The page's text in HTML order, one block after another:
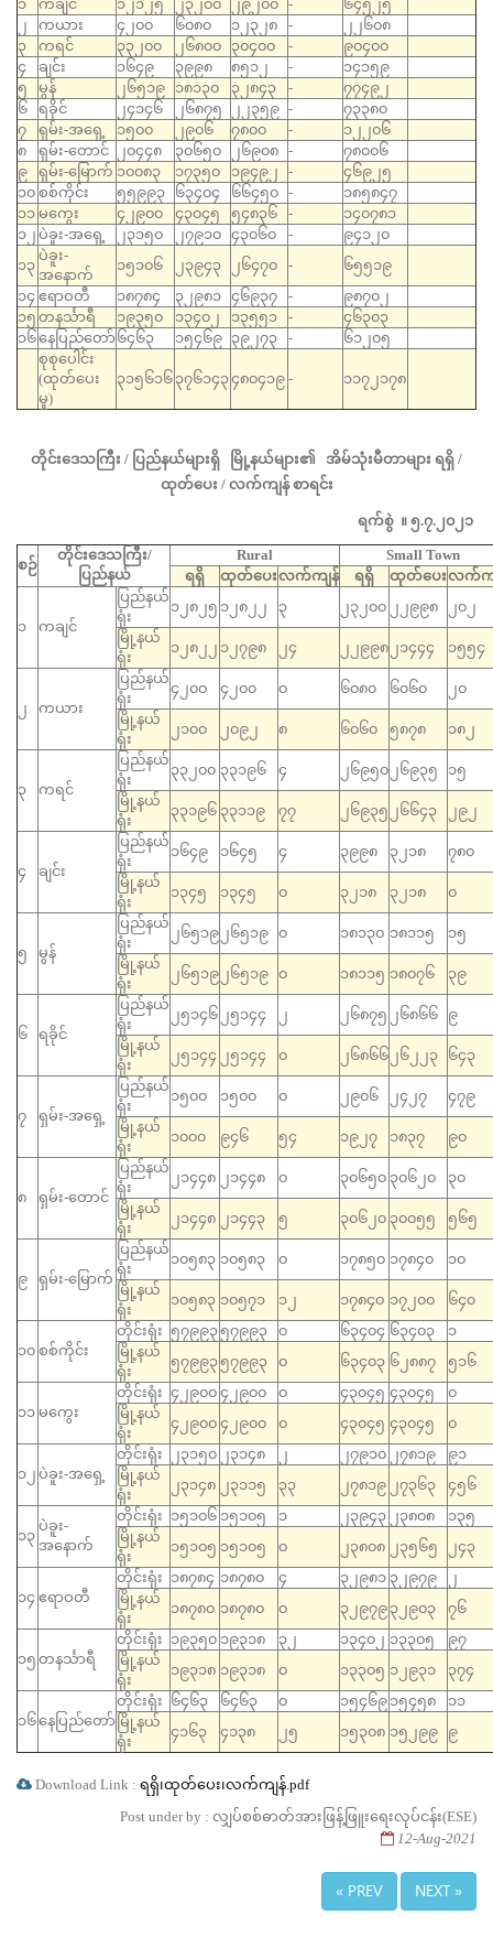
၁ ကချင် ၁၂၁၂၅ ၂၃၂၀၀ ၂၉၂၀၀ -
၆၄၅၂၅
၂
ကယား ၄၂၀၀ ၆၀၈၀ ၁၂၃၂၈ -
၂၂၆၀၈
၃
ကရင် ၃၃၂၀၀ ၂၆၈၀၀ ၃၀၄၀၀ -
၉၀၄၀၀
၄
ချင်း ၁၆၄၉ ၃၉၉၈ ၈၅၁၂ -
၁၄၁၅၉
၅
မွန် ၂၆၅၁၉ ၁၈၁၃၀ ၃၂၈၄၃ -
၇၇၄၉၂
၆
ရခိုင် ၂၄၁၄၆ ၂၆၈၇၅ ၂၂၃၅၉ -
၇၃၃၈၀
၇
ရှမ်း-အရှေ့ ၁၅၀၀ ၂၉၀၆ ၇၈၀၀ -
၁၂၂၀၆
၈
ရှမ်း-တောင် ၂၀၄၄၈ ၃၀၆၅၀ ၂၆၉၀၈ -
၇၈၀၀၆
၉
ရှမ်း-မြောက် ၁၀၀၈၃ ၁၇၃၅၀ ၁၉၄၉၂ -
၄၆၉၂၅
၁၀ စစ်ကိုင်း ၅၅၉၉၃ ၆၃၄၀၄ ၆၆၄၅၀ -
၁၈၅၈၄၇
၁၁ မကွေး ၄၂၉၀၀ ၄၃၀၄၅ ၅၄၈၃၆ -
၁၄၀၇၈၁
၁၂ ပဲခူး-အရှေ့ ၂၃၁၅၀ ၂၇၉၁၀ ၄၃၀၆၀ -
၉၄၁၂၀
၁၃
ပဲခူး-
အနောက်
၁၅၁၀၆ ၂၃၉၄၃ ၂၆၄၇၀ -
၆၅၅၁၉
၁၄ ဧရာဝတီ ၁၈၇၈၄ ၃၂၉၈၁ ၄၆၉၃၇ -
၉၈၇၀၂
၁၅ တနင်္သာရီ ၁၉၃၅၀ ၁၃၄၀၂ ၁၃၅၅၁ -
၄၆၃၀၃
၁၆နေပြည်တော်၆၄၆၃ ၁၅၄၆၉ ၃၉၂၇၃ -
၆၁၂၀၅
စုစုပေါင်း
(ထုတ်‌ပေး
မှု)
၃၁၅၆၁၆ ၃၇၆၁၄၃၄၈၀၄၁၉ - ၁၁၇၂၁၇၈
တိုင်းဒေသကြီး / ပြည်နယ်များရှိ မြို့နယ်များ၏ အိမ်သုံးမီတာများ ရရှိ /
ထုတ်ပေး / လက်ကျန် စာရင်း
ရက်စွဲ ။ ၅.၇.၂၀၂၁
စဉ်
တိုင်းဒေသကြီး/
ပြည်နယ်
Rural
Small Town
ရရှိ
ထုတ်ပေးလက်ကျန် ရရှိ ထုတ်ပေးလက်က
၁ ကချင်
ပြည်နယ်
ရုံး
၁၂၈၂၅ ၁၂၈၂၂ ၃ ၂၃၂၀၀ ၂၂၉၉၈
၂၀၂
မြို့နယ်
ရုံး
၁၂၈၂၂ ၁၂၇၉၈ ၂၄ ၂၂၉၉၈ ၂၁၄၄၄ ၁၅၅၄
၂ ကယား
ပြည်နယ်
ရုံး
၄၂၀၀ ၄၂၀၀ ၀ ၆၀၈၀ ၆၀၆၀
၂၀
မြို့နယ်
ရုံး
၂၁၀၀ ၂၀၉၂ ၈ ၆၀၆၀ ၅၈၇၈ ၁၈၂
၃ ကရင်
ပြည်နယ်
ရုံး
၃၃၂၀၀ ၃၃၁၉၆ ၄ ၂၆၉၅၀ ၂၆၉၃၅
၁၅
မြို့နယ်
ရုံး
၃၃၁၉၆ ၃၃၁၁၉ ၇၇ ၂၆၉၃၅ ၂၆၆၄၃ ၂၉၂
၄ ချင်း
ပြည်နယ်
ရုံး
၁၆၄၉ ၁၆၄၅ ၄ ၃၉၉၈ ၃၂၁၈
၇၈၀
မြို့နယ်
ရုံး
၁၃၄၅ ၁၃၄၅ ၀ ၃၂၁၈ ၃၂၁၈ ၀
၅ မွန်
ပြည်နယ်
ရုံး
၂၆၅၁၉ ၂၆၅၁၉ ၀ ၁၈၁၃၀ ၁၈၁၁၅
၁၅
မြို့နယ်
ရုံး
၂၆၅၁၉ ၂၆၅၁၉ ၀ ၁၈၁၁၅ ၁၈၀၇၆ ၃၉
၆ ရခိုင်
ပြည်နယ်
ရုံး
၂၅၁၄၆ ၂၅၁၄၄ ၂ ၂၆၈၇၅ ၂၆၈၆၆
၉
မြို့နယ်
ရုံး
၂၅၁၄၄ ၂၅၁၄၄ ၀ ၂၆၈၆၆ ၂၆၂၂၃ ၆၄၃
၇ ရှမ်း-အရှေ့
ပြည်နယ်
ရုံး
၁၅၀၀ ၁၅၀၀ ၀ ၂၉၀၆ ၂၄၂၇
၄၇၉
မြို့နယ်
ရုံး
၁၀၀၀ ၉၄၆ ၅၄ ၁၉၂၇ ၁၈၃၇ ၉၀
၈ ရှမ်း-တောင်
ပြည်နယ်
ရုံး
၂၁၄၄၈ ၂၁၄၄၈ ၀ ၃၀၆၅၀ ၃၀၆၂၀
၃၀
မြို့နယ်
ရုံး
၂၁၄၄၈ ၂၁၄၄၃ ၅ ၃၀၆၂၀ ၃၀၀၅၅ ၅၆၅
၉ ရှမ်း-မြောက်
ပြည်နယ်
ရုံး
၁၀၅၈၃ ၁၀၅၈၃ ၀ ၁၇၈၅၀ ၁၇၈၄၀
၁၀
မြို့နယ်
ရုံး
၁၀၅၈၃ ၁၀၅၇၁ ၁၂ ၁၇၈၄၀ ၁၇၂၀၀ ၆၄၀
၁၀ စစ်ကိုင်း
တိုင်းရုံး ၅၇၉၉၃၅၇၉၉၃ ၀ ၆၃၄၀၄ ၆၃၄၀၃
၁
မြို့နယ်
ရုံး
၅၇၉၉၃၅၇၉၉၃ ၀ ၆၃၄၀၃ ၆၂၈၈၇ ၅၁၆
၁၁ မကွေး
တိုင်းရုံး ၄၂၉၀၀ ၄၂၉၀၀ ၀ ၄၃၀၄၅ ၄၃၀၄၅
၀
မြို့နယ်
ရုံး
၄၂၉၀၀ ၄၂၉၀၀ ၀ ၄၃၀၄၅ ၄၃၀၄၅ ၀
၁၂ ပဲခူး-အရှေ့
တိုင်းရုံး ၂၃၁၅၀ ၂၃၁၄၈ ၂ ၂၇၉၁၀ ၂၇၈၁၉
၉၁
မြို့နယ်
ရုံး
၂၃၁၄၈ ၂၃၁၁၅ ၃၃ ၂၇၈၁၉ ၂၇၃၆၃ ၄၅၆
၁၃
ပဲခူး-
အနောက်
တိုင်းရုံး ၁၅၁၀၆ ၁၅၁၀၅ ၁ ၂၃၉၄၃ ၂၃၈၀၈
၁၃၅
မြို့နယ်
ရုံး
၁၅၁၀၅ ၁၅၁၀၅ ၀ ၂၃၈၀၈ ၂၃၅၆၅ ၂၄၃
၁၄ ဧရာဝတီ
တိုင်းရုံး ၁၈၇၈၄ ၁၈၇၈၀ ၄ ၃၂၉၈၁ ၃၂၉၇၉
၂
မြို့နယ်
ရုံး
၁၈၇၈၀ ၁၈၇၈၀ ၀ ၃၂၉၇၉ ၃၂၉၀၃ ၇၆
၁၅ တနင်္သာရီ
တိုင်းရုံး ၁၉၃၅၀ ၁၉၃၁၈ ၃၂ ၁၃၄၀၂ ၁၃၃၀၅
၉၇
မြို့နယ်
ရုံး
၁၉၃၁၈ ၁၉၃၁၈ ၀ ၁၃၃၀၅ ၁၂၉၃၁ ၃၇၄
၁၆နေပြည်တော်
တိုင်းရုံး ၆၄၆၃ ၆၄၆၃ ၀ ၁၅၄၆၉ ၁၅၄၅၈
၁၁
မြို့နယ်
ရုံး
၄၁၆၃ ၄၁၃၈ ၂၅ ၁၅၃၀၈ ၁၅၂၉၉ ၉
Download Link : ရရှိ၊ထုတ်ပေး၊လက်ကျန်.pdf
Post under by : လျှပ်စစ်ဓာတ်အားဖြန့်ဖြူးရေးလုပ်ငန်း(ESE)
12-Aug-2021
« PREV NEXT »